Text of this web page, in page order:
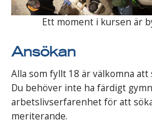
Ett moment i kursen är
Ansökan
Alla som fyllt 18 är välkomna
Du behöver inte ha färdigt
arbetslivserfarenhet för att
meriterande.